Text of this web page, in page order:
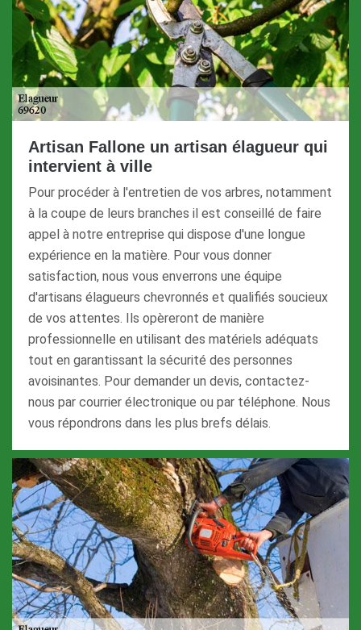
Artisan Fallone un artisan élagueur qui
intervient à ville
Pour procéder à l'entretien de vos arbres, notamment
à la coupe de leurs branches il est conseillé de faire
appel à notre entreprise qui dispose d'une longue
expérience en la matière. Pour vous donner
satisfaction, nous vous enverrons une équipe
d'artisans élagueurs chevronnés et qualifiés soucieux
de vos attentes. Ils opèreront de manière
professionnelle en utilisant des matériels adéquats
tout en garantissant la sécurité des personnes
avoisinantes. Pour demander un devis, contactez-
nous par courrier électronique ou par téléphone. Nous
vous répondrons dans les plus brefs délais.